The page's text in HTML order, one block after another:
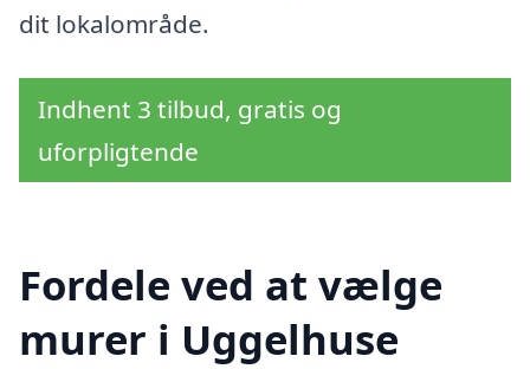
dit lokalområde.
Indhent 3 tilbud, gratis og
uforpligtende
Fordele ved at vælge
murer i Uggelhuse